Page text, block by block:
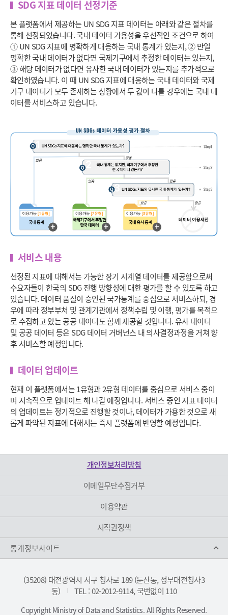
SDG 지표 데이터 선정기준
본 플랫폼에서 제공하는 UN SDG 지표 데이터는 아래와 같은 절차를
통해 선정되었습니다. 국내 데이터 가용성을 우선적인 조건으로 하여
① UN SDG 지표에 명확하게 대응하는 국내 통계가 있는지, ② 만일
명확한 국내 데이터가 없다면 국제기구에서 추정한 데이터는 있는지,
③ 해당 데이터가 없다면 유사한 국내 데이터가 있는지를 추가적으로
확인하였습니다. 이 때 UN SDG 지표에 대응하는 국내 데이터와 국제
기구 데이터가 모두 존재하는 상황에서 두 값이 다를 경우에는 국내 데
이터를 서비스하고 있습니다.
서비스 내용
선정된 지표에 대해서는 가능한 장기 시계열 데이터를 제공함으로써
수요자들이 한국의 SDG 진행 방향성에 대한 평가를 할 수 있도록 하고
있습니다. 데이터 품질이 승인된 국가통계를 중심으로 서비스하되, 경
우에 따라 정부부처 및 관계기관에서 정책수립 및 이행, 평가를 목적으
로 수집하고 있는 공공 데이터도 함께 제공할 것입니다. 유사 데이터
및 공공 데이터 등은 SDG 데이터 거버넌스 내 의사결정과정을 거쳐 향
후 서비스할 예정입니다.
데이터 업데이트
현재 이 플랫폼에서는 1유형과 2유형 데이터를 중심으로 서비스 중이
며 지속적으로 업데이트 해 나갈 예정입니다. 서비스 중인 지표 데이터
의 업데이트는 정기적으로 진행할 것이나, 데이터가 가용한 것으로 새
롭게 파악된 지표에 대해서는 즉시 플랫폼에 반영할 예정입니다.
개인정보처리방침
이메일무단수집거부
이용약관
저작권정책
통계정보사이트
(35208) 대전광역시 서구 청사로 189 (둔산동, 정부대전청사3
동)
TEL : 02-2012-9114, 국번없이 110
Copyright Ministry of Data and Statistics. All Rights Reserved.